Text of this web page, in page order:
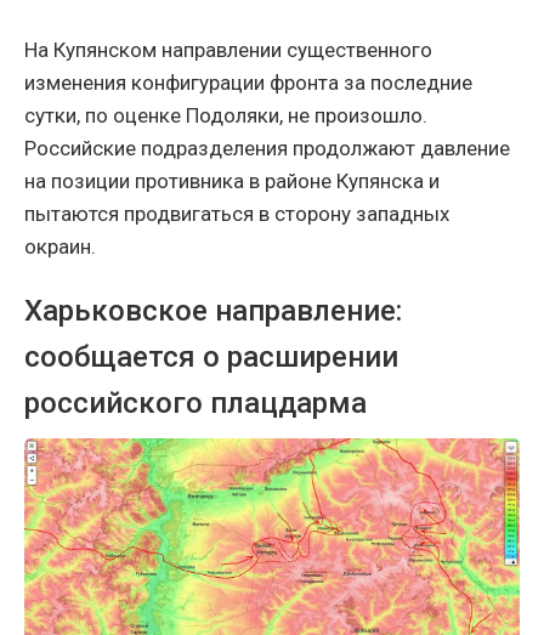
На Купянском направлении существенного
изменения конфигурации фронта за последние
сутки, по оценке Подоляки, не произошло.
Российские подразделения продолжают давление
на позиции противника в районе Купянска и
пытаются продвигаться в сторону западных
окраин.
Харьковское направление:
сообщается о расширении
российского плацдарма